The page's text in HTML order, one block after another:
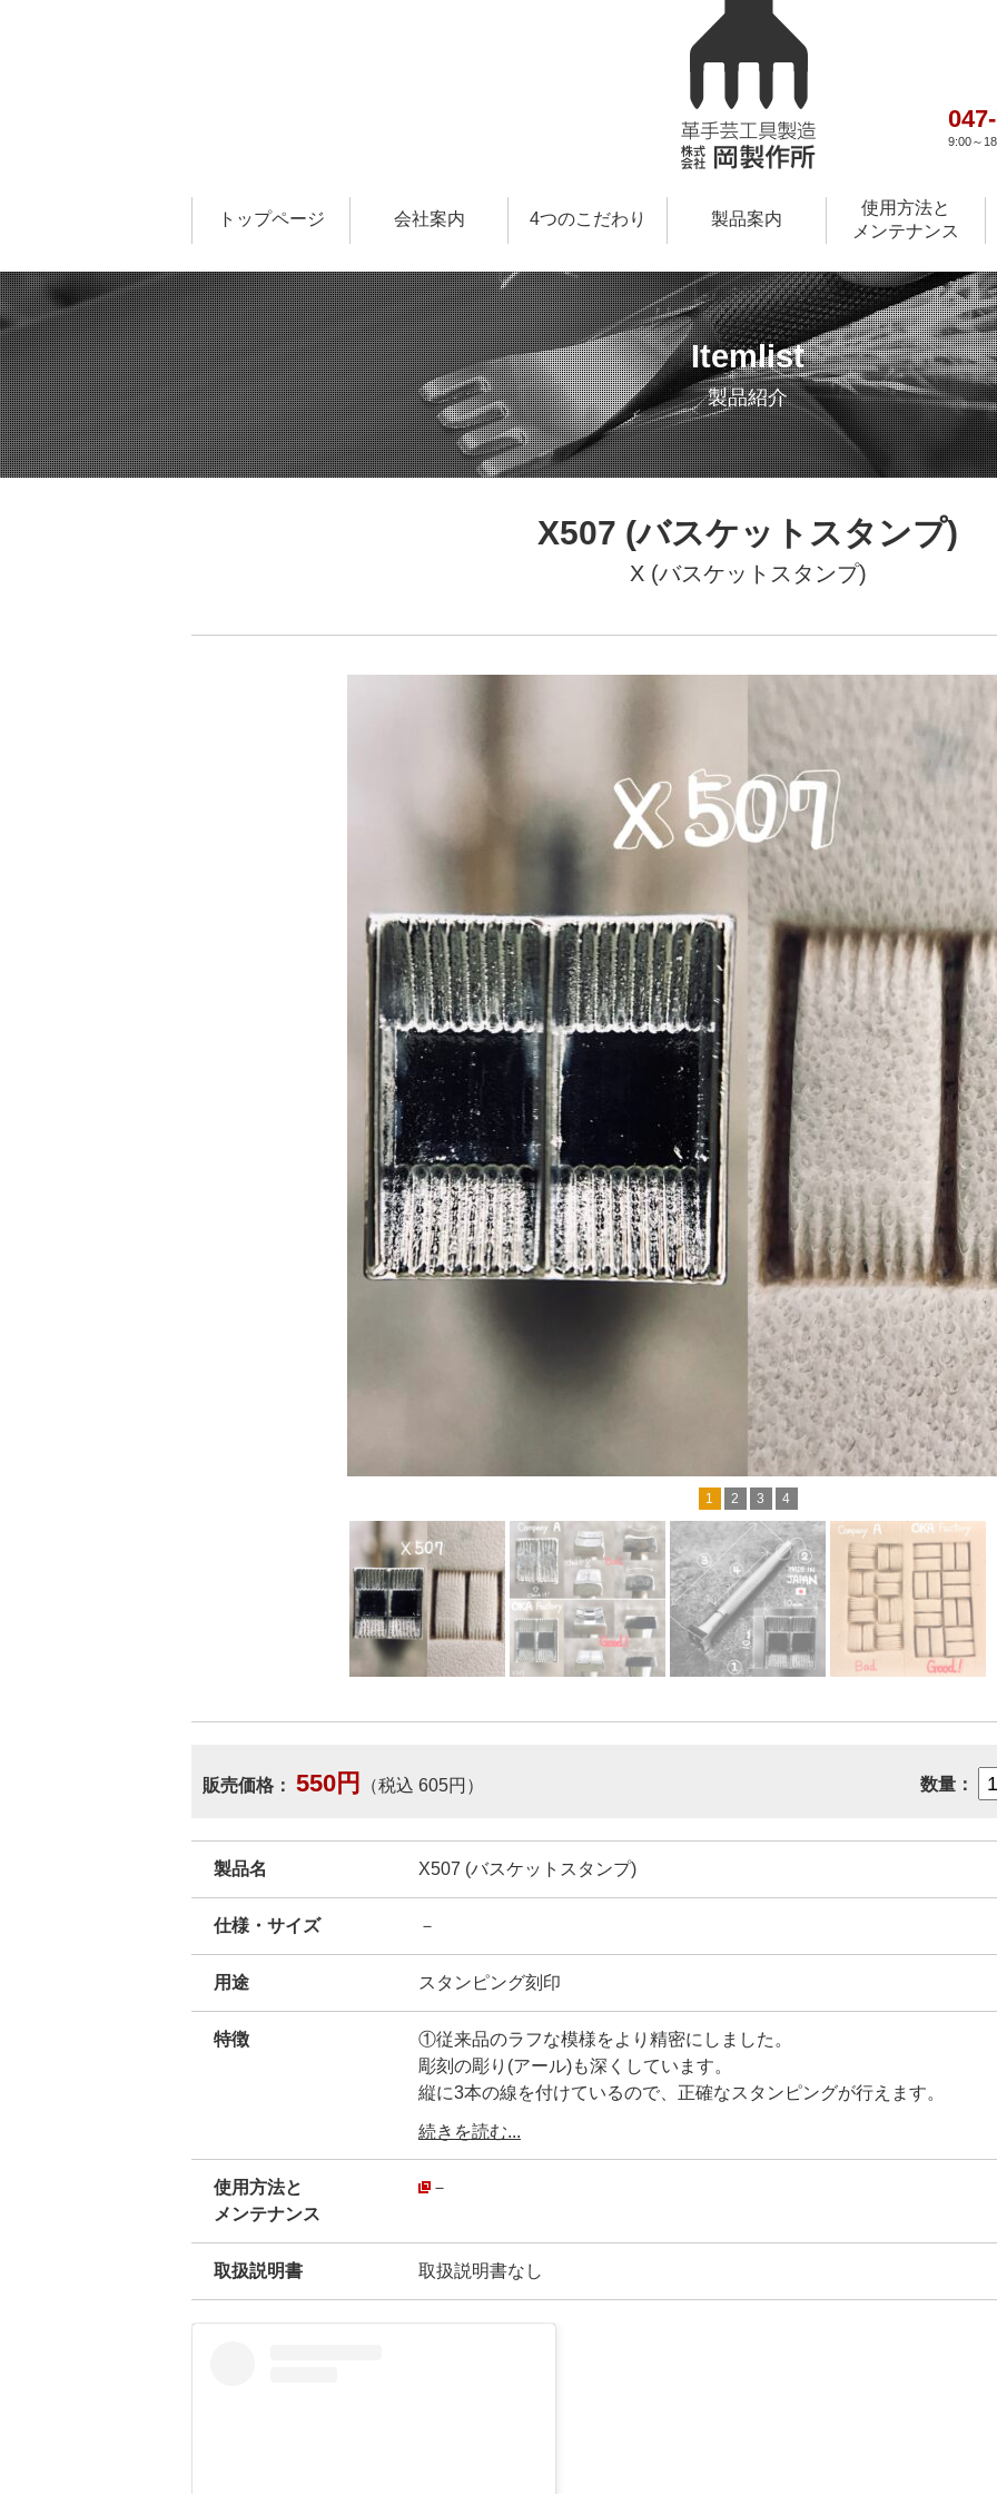
9:00～
トップページ 会社案内 4つのこだわり 製品案内
使用方法と
メンテナンス
Itemlist
製品紹介
X507 (バスケットスタンプ)
X (バスケットスタンプ)
1 2 3 4
販売価格： 550円 （税込 605円） 数量：
製品名 X507 (バスケットスタンプ)
仕様・サイズ －
用途 スタンピング刻印
特徴
①従来品のラフな模様をより精密にしました。
彫刻の彫り(アール)も深くしています。
縦に3本の線を付けているので、正確なスタンピングが行えます。
・
②MADE IN JAPANと、X507を打刻しています。
③全体にメッキ加工を施しています。
続きを読む...
使用方法と
メンテナンス
－
取扱説明書 取扱説明書なし